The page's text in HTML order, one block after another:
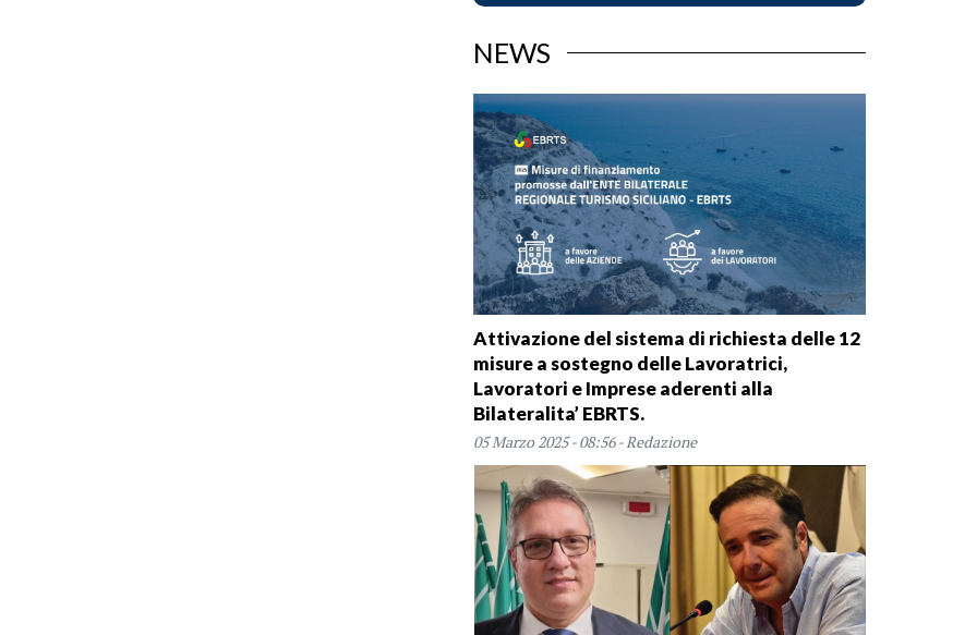
NEWS
Attivazione del sistema di richiesta delle 12
misure a sostegno delle Lavoratrici,
Lavoratori e Imprese aderenti alla
Bilateralita’ EBRTS.
05 Marzo 2025 - 08:56 - Redazione